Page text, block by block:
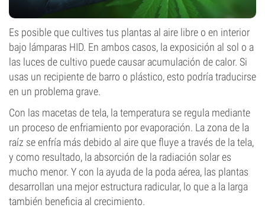
Es posible que cultives tus plantas al aire libre o en interior
bajo lámparas HID. En ambos casos, la exposición al sol o a
las luces de cultivo puede causar acumulación de calor. Si
usas un recipiente de barro o plástico, esto podría traducirse
en un problema grave.
Con las macetas de tela, la temperatura se regula mediante
un proceso de enfriamiento por evaporación. La zona de la
raíz se enfría más debido al aire que fluye a través de la tela,
y como resultado, la absorción de la radiación solar es
mucho menor. Y con la ayuda de la poda aérea, las plantas
desarrollan una mejor estructura radicular, lo que a la larga
también beneficia al crecimiento.